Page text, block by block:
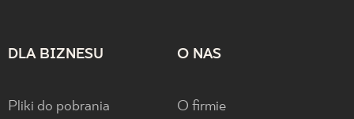
DLA BIZNESU
Pliki do pobrania
O NAS
O firmie